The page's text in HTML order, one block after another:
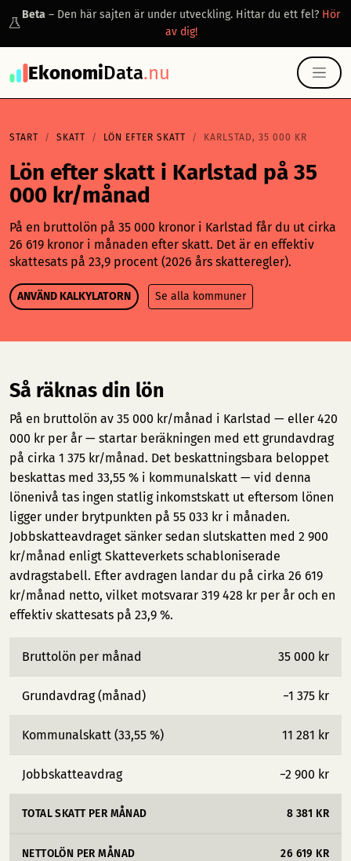
Beta – Den här sajten är under utveckling. Hittar du ett fel? Hör
av dig!
EkonomiData.nu
START SKATT LÖN EFTER SKATT KARLSTAD, 35 000 KR
Lön efter skatt i Karlstad på 35
000 kr/månad
På en bruttolön på 35 000 kronor i Karlstad får du ut cirka
26 619 kronor i månaden efter skatt. Det är en effektiv
skattesats på 23,9 procent (2026 års skatteregler).
ANVÄND KALKYLATORN Se alla kommuner
Så räknas din lön
På en bruttolön av 35 000 kr/månad i Karlstad — eller 420
000 kr per år — startar beräkningen med ett grundavdrag
på cirka 1 375 kr/månad. Det beskattningsbara beloppet
beskattas med 33,55 % i kommunalskatt — vid denna
lönenivå tas ingen statlig inkomstskatt ut eftersom lönen
ligger under brytpunkten på 55 033 kr i månaden.
Jobbskatteavdraget sänker sedan slutskatten med 2 900
kr/månad enligt Skatteverkets schabloniserade
avdragstabell. Efter avdragen landar du på cirka 26 619
kr/månad netto, vilket motsvarar 319 428 kr per år och en
effektiv skattesats på 23,9 %.
Bruttolön per månad 35 000 kr
Grundavdrag (månad) −1 375 kr
Kommunalskatt (33,55 %) 11 281 kr
Jobbskatteavdrag −2 900 kr
TOTAL SKATT PER MÅNAD 8 381 KR
NETTOLÖN PER MÅNAD 26 619 KR